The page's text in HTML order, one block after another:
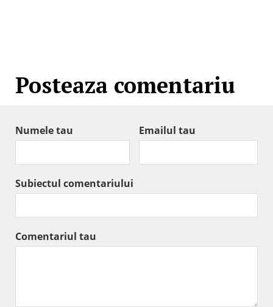
Posteaza comentariu
Numele tau Emailul tau
Subiectul comentariului
Comentariul tau